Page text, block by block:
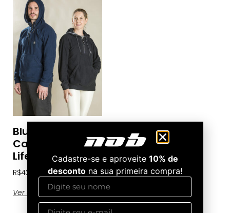
Blusão Com
Capuz Nob
Lifestyle
R$427,57
Ver opções
Cadastre-se e aproveite 10% de
desconto na sua primeira compra!